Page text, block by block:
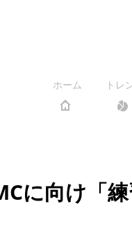
ホーム トレ
に向け「